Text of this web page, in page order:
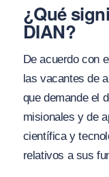
¿Qué
DIAN?
De acuerdo con
las vacantes de
que demande el
misionales y de
científica y
relativos a sus